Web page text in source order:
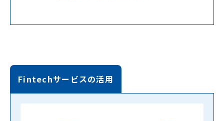
Fintechサービスの活用